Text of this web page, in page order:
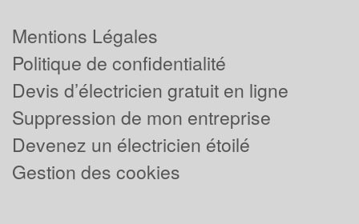
Mentions Légales
Politique de confidentialité
Devis d’électricien gratuit en ligne
Suppression de mon entreprise
Devenez un électricien étoilé
Gestion des cookies